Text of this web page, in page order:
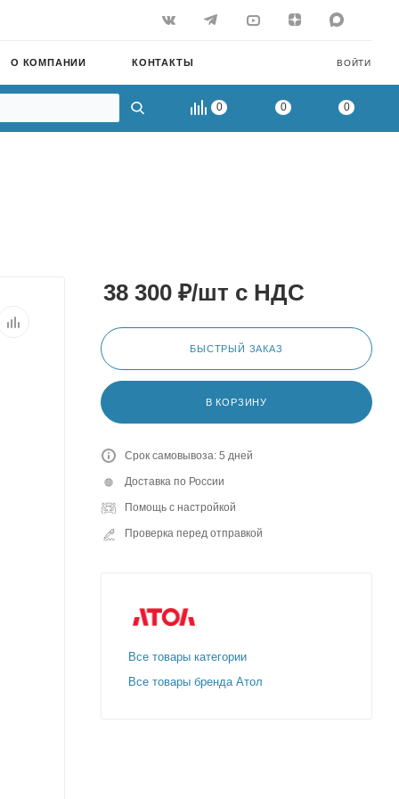
ВОЙТИ
О КОМПАНИИ КОНТАКТЫ
0 0 0
38 300 ₽/шт с НДС
БЫСТРЫЙ ЗАКАЗ
В КОРЗИНУ
Срок самовывоза: 5 дней
Доставка по России
Помощь с настройкой
Проверка перед отправкой
Все товары категории
Все товары бренда Атол